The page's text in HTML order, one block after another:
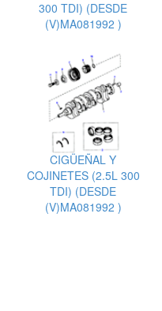
300 TDI) (DESDE
(V)MA081992 )
CIGÜEÑAL Y
COJINETES (2.5L 300
TDI) (DESDE
(V)MA081992 )